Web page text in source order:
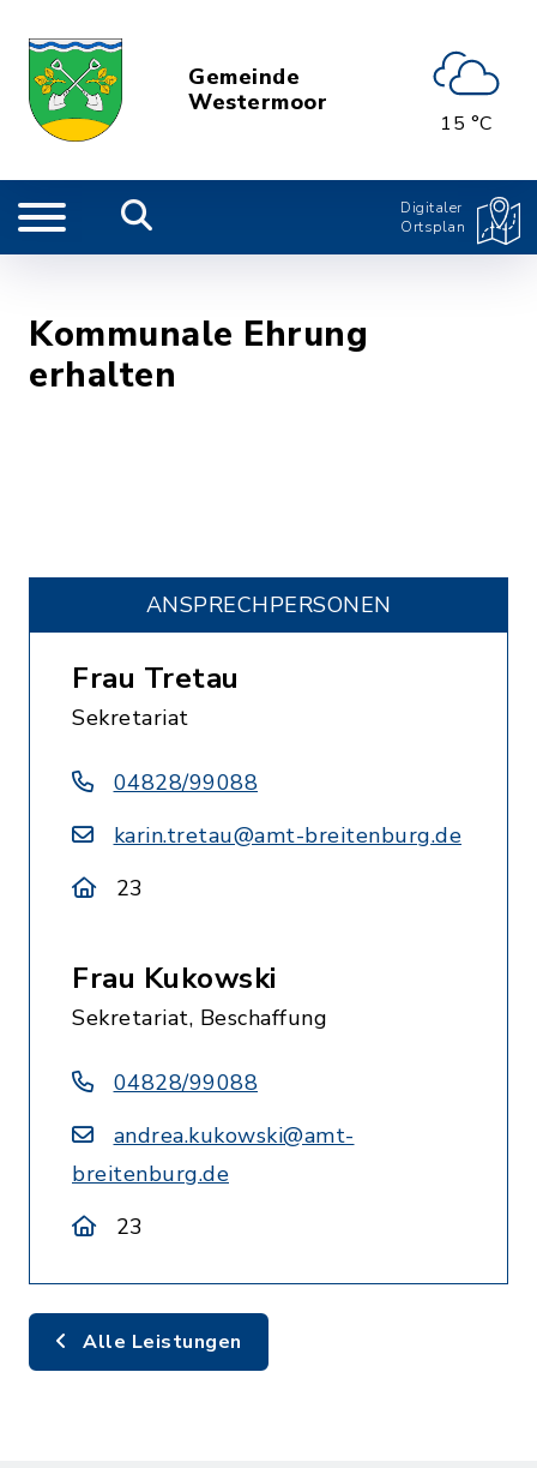
Gemeinde
Westermoor
15 °C
Digitaler
Ortsplan
Kommunale Ehrung
erhalten
ANSPRECHPERSONEN
Frau Tretau
Sekretariat
04828/99088
karin.tretau@amt-breitenburg.de
23
Frau Kukowski
Sekretariat, Beschaffung
04828/99088
andrea.kukowski@amt-
breitenburg.de
23
Alle Leistungen